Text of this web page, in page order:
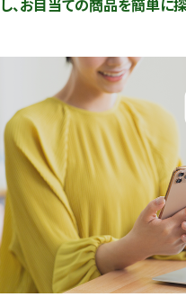
し、お目当ての商品を簡単に